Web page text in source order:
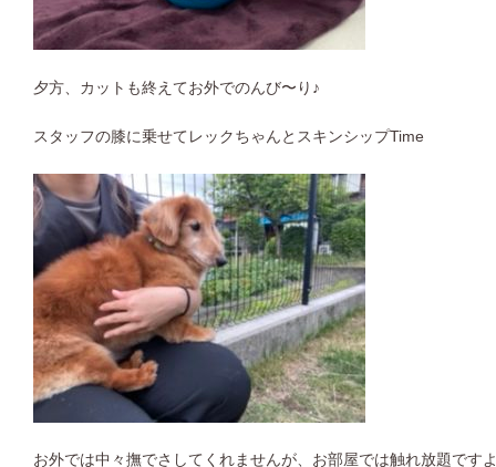
夕方、カットも終えてお外でのんび〜り♪
スタッフの膝に乗せてレックちゃんとスキンシップTime
お外では中々撫でさしてくれませんが、お部屋では触れ放題です